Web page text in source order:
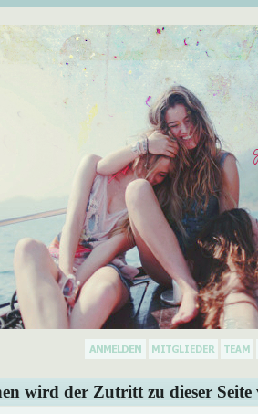
wird der Zutritt zu dieser Seite